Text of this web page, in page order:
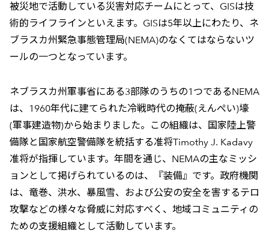
被災地で活動している災害対応チームにとって、GISは技
術的ライフラインといえます。GISは5年以上にわたり、ネ
ブラスカ州緊急事態管理局(NEMA)のなくてはならないツ
ールの一つとなっています。
ネブラスカ州軍事省にある3部隊のうちの1つであるNEMA
は、1960年代に建てられた冷戦時代の掩蔽(えんぺい)壕
(軍事建造物)から始まりました。この組織は、国家陸上警
備隊と国家航空警備隊を統括する准将Timothy J. Kadavy
准将が指揮しています。年間を通じ、NEMAの主なミッシ
ョンとして掲げられているのは、『装備』です。政府機関
は、竜巻、洪水、暴風雪、および公安の安全を害するテロ
攻撃などの様々な脅威に対応すべく、地域コミュニティの
ための支援組織として活動しています。